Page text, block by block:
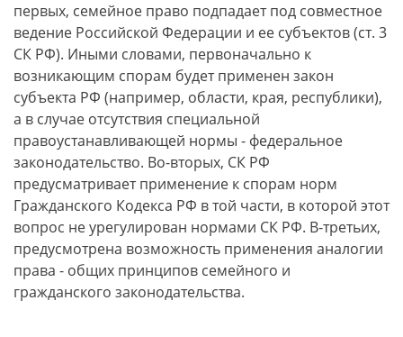
первых, семейное право подпадает под совместное
ведение Российской Федерации и ее субъектов (ст. 3
СК РФ). Иными словами, первоначально к
возникающим спорам будет применен закон
субъекта РФ (например, области, края, республики),
а в случае отсутствия специальной
правоустанавливающей нормы - федеральное
законодательство. Во-вторых, СК РФ
предусматривает применение к спорам норм
Гражданского Кодекса РФ в той части, в которой этот
вопрос не урегулирован нормами СК РФ. В-третьих,
предусмотрена возможность применения аналогии
права - общих принципов семейного и
гражданского законодательства.